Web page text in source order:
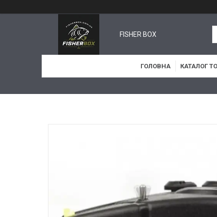
FISHER BOX
ГОЛОВНА КАТАЛОГ